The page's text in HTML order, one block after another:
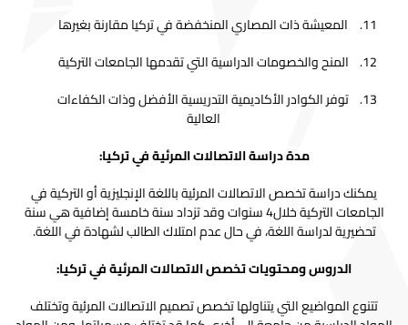
المعيشة ذات المصاري المنخفضة في تركيا مقارنة بغيرها
المنح والخصومات الدراسية التي تقدمها الجامعات التركية
توفر الكوادر الأكاديمية التدريسية الأفضل وذات الكفاءات
العالية
مدة دراسة الاتصالات المرئية في تركيا:
يمكنك دراسة تخصص الاتصالات المرئية باللغة الإنجليزية أو التركية في
الجامعات التركية خلال4 سنوات وقد تزداد سنة خامسة إضافية هي سنة
تحضيرية لدراسة اللغة، في حال عدم امتلاك الطالب لشهادة في اللغة.
الدروس ومحتويات تخصص الاتصالات المرئية في تركيا:
تتنوع المواضيع التي يتناولها تخصص تصميم الاتصالات المرئية وتختلف